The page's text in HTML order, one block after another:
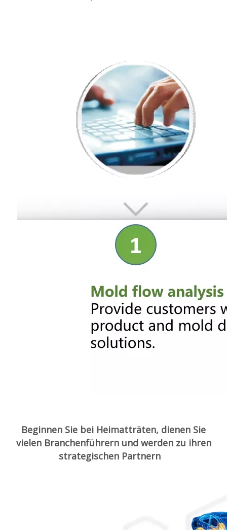
Beginnen Sie bei Heimatträten, dienen Sie
vielen Branchenführern und werden zu ihren
strategischen Partnern